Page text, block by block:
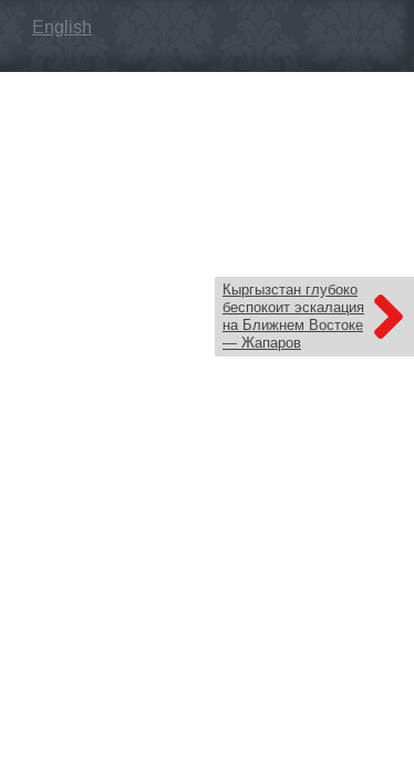
English
Кыргызстан глубоко
беспокоит эскалация
на Ближнем Востоке
— Жапаров